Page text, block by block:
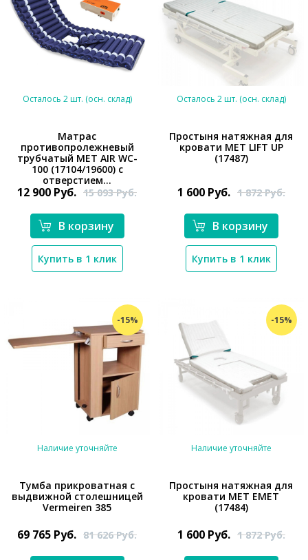
*}
Осталось 2 шт. (осн. склад)
Матрас
противопролежневый
трубчатый МЕТ AIR WC-
100 (17104/19600) с
отверстием...
12 900 Руб. 15 093Руб.
В корзину
Купить в 1 клик
*}
Осталось 2 шт. (осн. склад)
Простыня натяжная для
кровати МЕТ LIFT UP
(17487)
1 600 Руб. 1 872Руб.
В корзину
Купить в 1 клик
-15%
*}
Наличие уточняйте
Тумба прикроватная с
выдвижной столешницей
Vermeiren 385
69 765 Руб. 81 626Руб.
-15%
*}
Наличие уточняйте
Простыня натяжная для
кровати МЕТ EMET
(17484)
1 600 Руб. 1 872Руб.